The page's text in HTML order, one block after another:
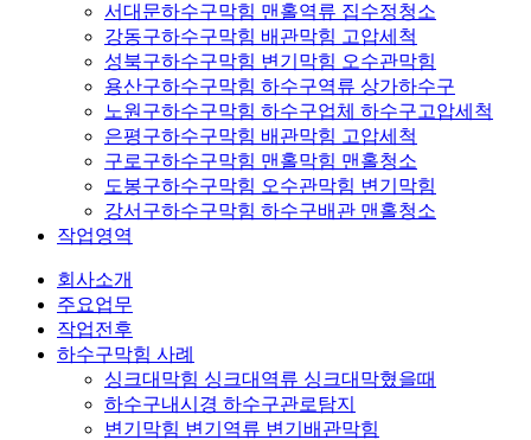
서대문하수구막힘 맨홀역류 집수정청소
강동구하수구막힘 배관막힘 고압세척
성북구하수구막힘 변기막힘 오수관막힘
용산구하수구막힘 하수구역류 상가하수구
노원구하수구막힘 하수구업체 하수구고압세척
은평구하수구막힘 배관막힘 고압세척
구로구하수구막힘 맨홀막힘 맨홀청소
도봉구하수구막힘 오수관막힘 변기막힘
강서구하수구막힘 하수구배관 맨홀청소
작업영역
회사소개
주요업무
작업전후
하수구막힘 사례
싱크대막힘 싱크대역류 싱크대막혔을때
하수구내시경 하수구관로탐지
변기막힘 변기역류 변기배관막힘